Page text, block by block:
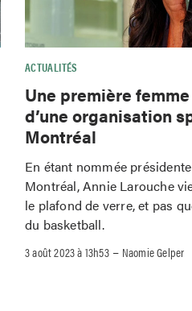
ACTUALITÉS
Une première
d’une organisation
Montréal
En étant nommée
Montréal, Annie Larouche
le plafond de verre, et pas
du basketball.
3 août 2023 à 13h53– Naomie Gelper